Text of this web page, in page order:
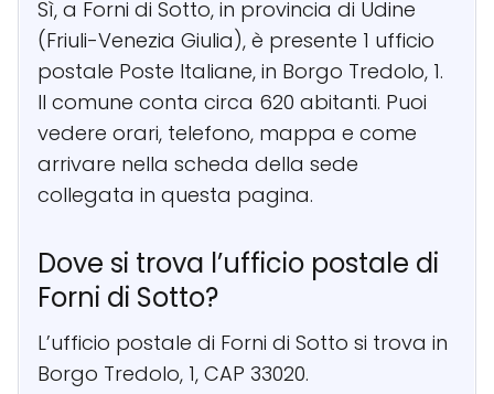
Sì, a Forni di Sotto, in provincia di Udine
(Friuli-Venezia Giulia), è presente 1 ufficio
postale Poste Italiane, in Borgo Tredolo, 1.
Il comune conta circa 620 abitanti. Puoi
vedere orari, telefono, mappa e come
arrivare nella scheda della sede
collegata in questa pagina.
Dove si trova l’ufficio postale di
Forni di Sotto?
L’ufficio postale di Forni di Sotto si trova in
Borgo Tredolo, 1, CAP 33020.